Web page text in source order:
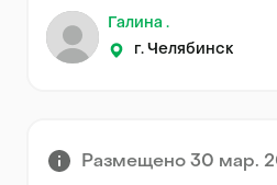
Галина .
г. Челябинск
Размещено 30 мар.